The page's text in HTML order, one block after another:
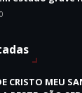
CRISTO MEU